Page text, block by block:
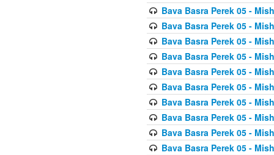
Bava Basra Perek 05 -
Bava Basra Perek 05 -
Bava Basra Perek 05 -
Bava Basra Perek 05 -
Bava Basra Perek 05 -
Bava Basra Perek 05 -
Bava Basra Perek 05 -
Bava Basra Perek 05 -
Bava Basra Perek 05 -
Bava Basra Perek 05 -